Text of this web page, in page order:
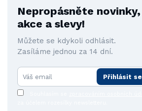
Nepropásněte novinky,
akce a slevy!
Můžete se kdykoli odhlásit.
Zasíláme jednou za 14 dní.
Přihlásit se